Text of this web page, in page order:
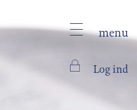
menu
Log ind